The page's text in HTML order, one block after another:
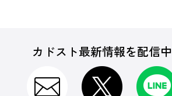
カドスト最新情報を配信中